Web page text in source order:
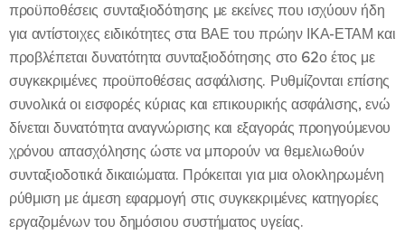
προϋποθέσεις συνταξιοδότησης με εκείνες που ισχύουν ήδη
για αντίστοιχες ειδικότητες στα ΒΑΕ του πρώην ΙΚΑ-ΕΤΑΜ και
προβλέπεται δυνατότητα συνταξιοδότησης στο 62ο έτος με
συγκεκριμένες προϋποθέσεις ασφάλισης. Ρυθμίζονται επίσης
συνολικά οι εισφορές κύριας και επικουρικής ασφάλισης, ενώ
δίνεται δυνατότητα αναγνώρισης και εξαγοράς προηγούμενου
χρόνου απασχόλησης ώστε να μπορούν να θεμελιωθούν
συνταξιοδοτικά δικαιώματα. Πρόκειται για μια ολοκληρωμένη
ρύθμιση με άμεση εφαρμογή στις συγκεκριμένες κατηγορίες
εργαζομένων του δημόσιου συστήματος υγείας.